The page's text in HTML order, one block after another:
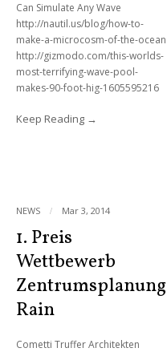
Can Simulate Any Wave
http://nautil.us/blog/how-to-
make-a-microcosm-of-the-ocean
http://gizmodo.com/this-worlds-
most-terrifying-wave-pool-
makes-90-foot-hig-1605595216
Keep Reading
NEWS Mar 3, 2014
0 Comments
1. Preis
Wettbewerb
Zentrumsplanung
Rain
Cometti Truffer Architekten